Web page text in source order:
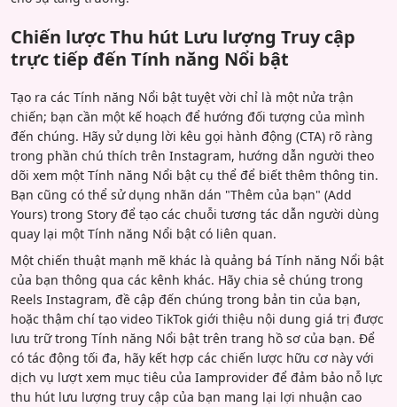
Chiến lược Thu hút Lưu lượng Truy cập
trực tiếp đến Tính năng Nổi bật
Tạo ra các Tính năng Nổi bật tuyệt vời chỉ là một nửa trận
chiến; bạn cần một kế hoạch để hướng đối tượng của mình
đến chúng. Hãy sử dụng lời kêu gọi hành động (CTA) rõ ràng
trong phần chú thích trên Instagram, hướng dẫn người theo
dõi xem một Tính năng Nổi bật cụ thể để biết thêm thông tin.
Bạn cũng có thể sử dụng nhãn dán "Thêm của bạn" (Add
Yours) trong Story để tạo các chuỗi tương tác dẫn người dùng
quay lại một Tính năng Nổi bật có liên quan.
Một chiến thuật mạnh mẽ khác là quảng bá Tính năng Nổi bật
của bạn thông qua các kênh khác. Hãy chia sẻ chúng trong
Reels Instagram, đề cập đến chúng trong bản tin của bạn,
hoặc thậm chí tạo video TikTok giới thiệu nội dung giá trị được
lưu trữ trong Tính năng Nổi bật trên trang hồ sơ của bạn. Để
có tác động tối đa, hãy kết hợp các chiến lược hữu cơ này với
dịch vụ lượt xem mục tiêu của Iamprovider để đảm bảo nỗ lực
thu hút lưu lượng truy cập của bạn mang lại lợi nhuận cao